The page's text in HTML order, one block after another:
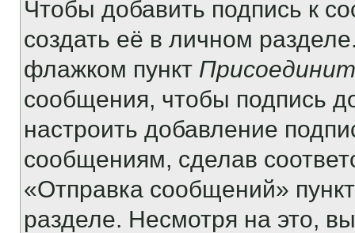
Чтобы добавить подпись к
создать её в личном
флажком пункт
сообщения, чтобы подпись
настроить добавление
сообщениям, сделав
«Отправка сообщений»
разделе. Несмотря на это,